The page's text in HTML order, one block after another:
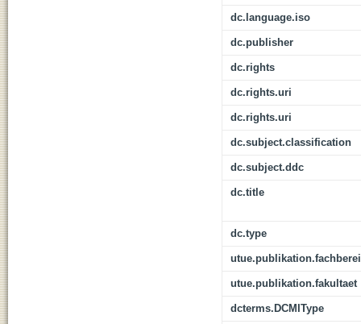
dc.language.iso
dc.publisher
dc.rights
dc.rights.uri
dc.rights.uri
dc.subject.classification
dc.subject.ddc
dc.title
dc.type
utue.publikation.fakultaet
dcterms.DCMIType